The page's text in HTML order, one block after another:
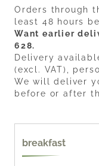
Orders through
least 48 hours
Want earlier
628.
Delivery
(excl. VAT),
We will deliver
before or after
breakfast